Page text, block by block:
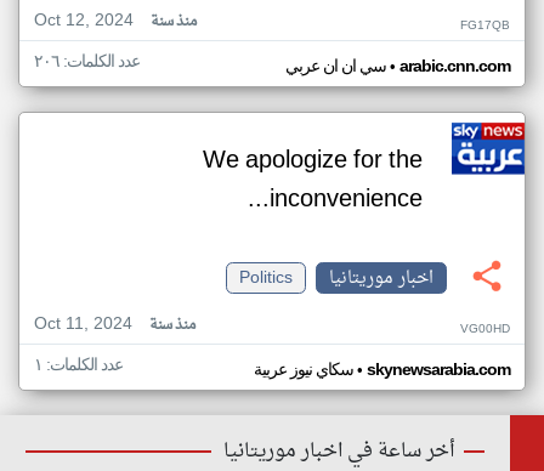
Oct 12, 2024
منذ سنة FG17QB
سي ان ان عربي• arabic.cnn.com عدد الكلمات: ٢٠٦
We apologize for the
inconvenience...
اخبار موريتانيا
Politics
Oct 11, 2024
منذ سنة VG00HD
سكاي نيوز عربية• skynewsarabia.com عدد الكلمات: ١
أخر ساعة في اخبار موريتانيا